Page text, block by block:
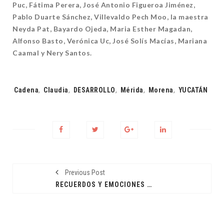
Puc, Fátima Perera, José Antonio Figueroa Jiménez,
Pablo Duarte Sánchez, Villevaldo Pech Moo, la maestra
Neyda Pat, Bayardo Ojeda, Maria Esther Magadan,
Alfonso Basto, Verónica Uc, José Solís Macías, Mariana
Caamal y Nery Santos.
Tags:
Cadena, Claudia, DESARROLLO, Mérida, Morena, YUCATÁN
Previous Post
RECUERDOS Y EMOCIONES A "FLOR DE PIEL"